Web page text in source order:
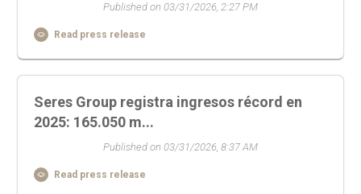
Published on 03/31/2026, 2:27 PM
Read press release
Seres Group registra ingresos récord en
2025: 165.050 m...
Published on 03/31/2026, 8:37 AM
Read press release